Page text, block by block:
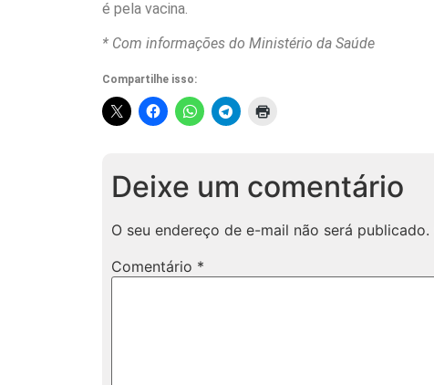
é pela vacina.
* Com informações do Ministério da Saúde
Compartilhe isso:
Deixe um comentário
O seu endereço de e-mail não será publicado.
Comentário *